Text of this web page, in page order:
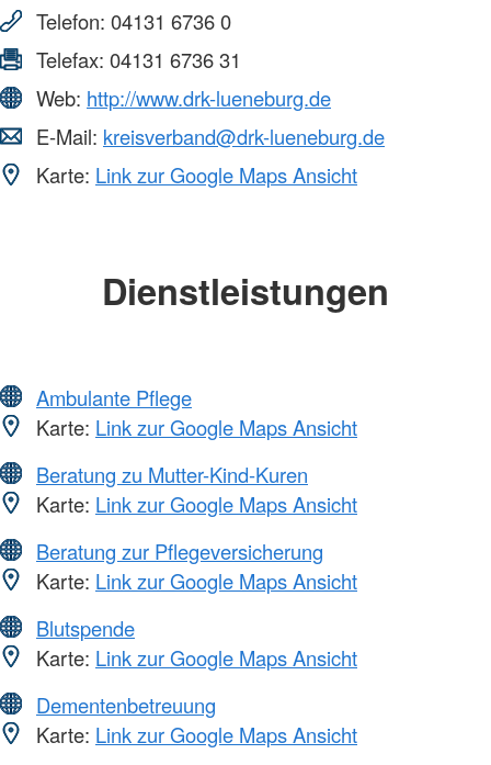
Telefon: 04131 6736 0
Telefax: 04131 6736 31
Web: http://www.drk-lueneburg.de
E-Mail: kreisverband@drk-lueneburg.de
Karte: Link zur Google Maps Ansicht
Dienstleistungen
Ambulante Pflege
Karte: Link zur Google Maps Ansicht
Beratung zu Mutter-Kind-Kuren
Karte: Link zur Google Maps Ansicht
Beratung zur Pflegeversicherung
Karte: Link zur Google Maps Ansicht
Blutspende
Karte: Link zur Google Maps Ansicht
Dementenbetreuung
Karte: Link zur Google Maps Ansicht